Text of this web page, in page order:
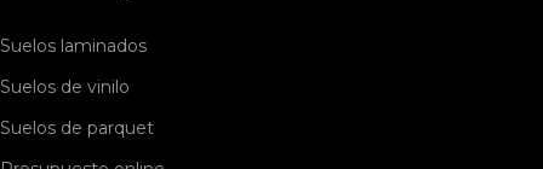
Suelos laminados
Suelos de vinilo
Suelos de parquet